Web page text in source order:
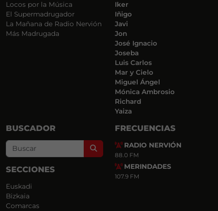
Locos por la Música
El Supermadrugador
La Mañana de Radio Nervión
Más Madrugada
Iker
Iñigo
Javi
Jon
José Ignacio
Joseba
Luis Carlos
Mar y Cielo
Miguel Ángel
Mónica Ambrosio
Richard
Yaiza
BUSCADOR
Search
SECCIONES
Euskadi
Bizkaia
Comarcas
FRECUENCIAS
RADIO NERVIÓN
88.0 FM
MERINDADES
107.9 FM